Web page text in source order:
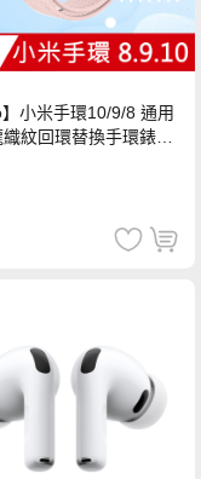
】小米手環10/9/8 通用
紋回環替換手環錶帶-